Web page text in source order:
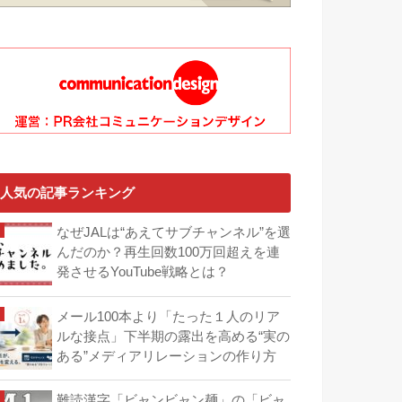
人気の記事ランキング
なぜJALは“あえてサブチャンネル”を選
んだのか？再生回数100万回超えを連
発させるYouTube戦略とは？
メール100本より「たった１人のリア
ルな接点」下半期の露出を高める“実の
ある”メディアリレーションの作り方